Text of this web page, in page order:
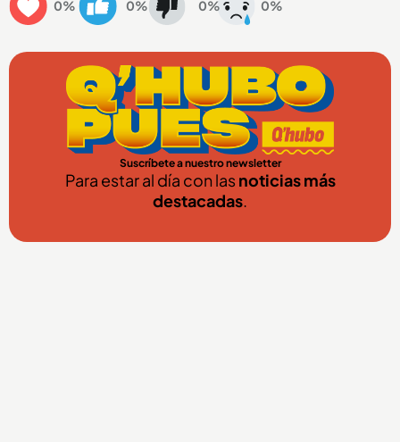
0% 0% 0% 0%
Suscríbete a nuestro newsletter
Para estar al día con lasnoticias más
destacadas